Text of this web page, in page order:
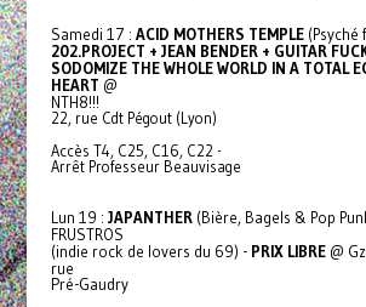
Samedi 17 : ACID MOTHERS TEMPLE (Psyché
202.PROJECT + JEAN BENDER + GUITAR
SODOMIZE THE WHOLE WORLD IN A TOTAL
HEART @
NTH8!!!
22, rue Cdt Pégout (Lyon)
Accès T4, C25, C16, C22 -
Arrêt Professeur Beauvisage
Lun 19 : JAPANTHER (Bière, Bagels & Pop
FRUSTROS
(indie rock de lovers du 69) - PRIX LIBRE @
rue
Pré-Gaudry